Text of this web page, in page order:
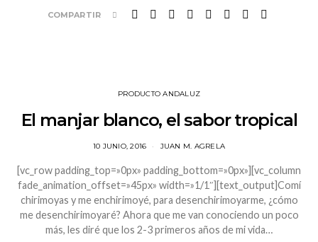
COMPARTIR
PRODUCTO ANDALUZ
El manjar blanco, el sabor tropical
10 JUNIO, 2016 JUAN M. AGRELA
[vc_row padding_top=»0px» padding_bottom=»0px»][vc_column
fade_animation_offset=»45px» width=»1/1″][text_output]Comí
chirimoyas y me enchirimoyé, para desenchirimoyarme, ¿cómo
me desenchirimoyaré? Ahora que me van conociendo un poco
más, les diré que los 2-3 primeros años de mi vida…